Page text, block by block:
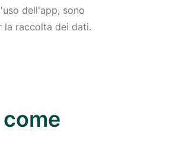
dell'app, sono
la raccolta dei dati.